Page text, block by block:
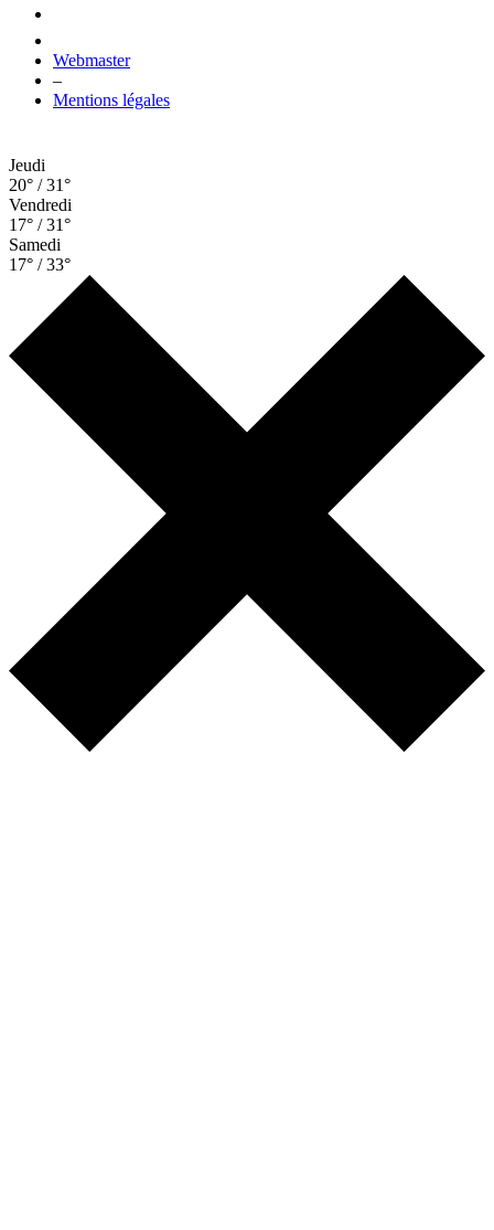
Webmaster
–
Mentions légales
Jeudi
20° / 31°
Vendredi
17° / 31°
Samedi
17° / 33°